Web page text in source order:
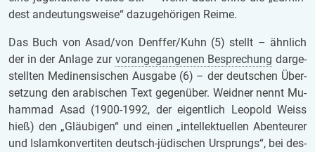
dest an­deu­tungs­wei­se“ da­zu­ge­hö­ri­gen Reime.
Das Buch von Asad/von Denf­fer/Kuhn (5) stellt – ähn­lich
der in der An­la­ge zur vor­an­ge­gan­ge­nen Be­spre­chung dar­ge­
stell­ten Me­di­nen­si­schen Aus­ga­be (6) – der deut­schen Über­
set­zung den ara­bi­schen Text ge­gen­über. Weid­ner nennt Mu­
ham­mad Asad (1900-1992, der ei­gent­lich Le­o­pold Weiss
hieß) den „Gläu­bi­gen“ und einen „in­tel­lek­tu­el­len Aben­teu­rer
und Is­lam­kon­ver­ti­ten deutsch-jü­di­schen Ur­sprungs“, bei des­